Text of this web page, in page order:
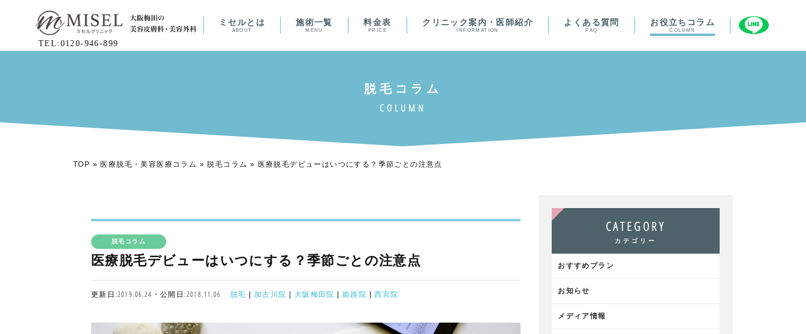
TEL:0120-946-899
ミセルとは
ABOUT
施術一覧
MENU
料金表
PRICE
クリニック案内・医師紹介
INFORMATION
よくある質問
FAQ
お役立ちコラム
COLUMN
TOP » 医療脱毛・美容医療コラム » 脱毛コラム » 医療脱毛デビューはいつにする？季節ごとの注意点
脱毛コラム
医療脱毛デビューはいつにする？季節ごとの注意点
更新日:2019.06.24・公開日:2018.11.06 脱毛 |加古川院 大阪梅田院 |姫路院 |西宮院
CATEGORY
カテゴリー
おすすめプラン
お知らせ
メディア情報